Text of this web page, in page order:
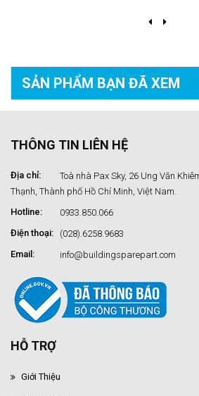
SẢN PHẨM BẠN ĐÃ XEM
THÔNG TIN LIÊN HỆ
Địa chỉ:
Toà nhà Pax Sky, 26 Ung Văn
Thạnh, Thành phố Hồ Chí Minh, Việt Nam.
Hotline:
0933.850.066
Điện thoại:
(028).6258.9683
Email:
info@buildingsparepart.com
HỖ TRỢ
Giới Thiệu